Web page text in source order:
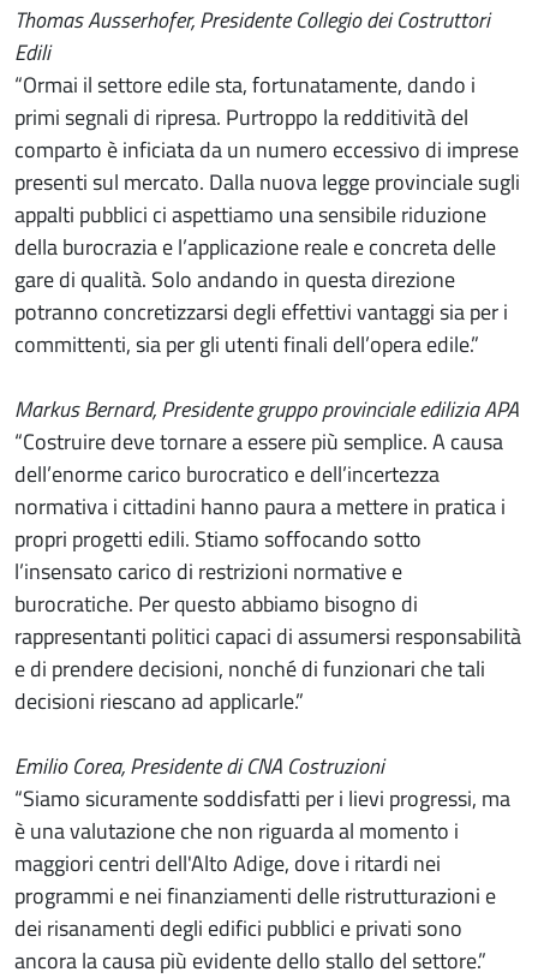
Thomas Ausserhofer, Presidente Collegio dei Costruttori
Edili
“Ormai il settore edile sta, fortunatamente, dando i
primi segnali di ripresa. Purtroppo la redditività del
comparto è inficiata da un numero eccessivo di imprese
presenti sul mercato. Dalla nuova legge provinciale sugli
appalti pubblici ci aspettiamo una sensibile riduzione
della burocrazia e l’applicazione reale e concreta delle
gare di qualità. Solo andando in questa direzione
potranno concretizzarsi degli effettivi vantaggi sia per i
committenti, sia per gli utenti finali dell’opera edile.”
Markus Bernard, Presidente gruppo provinciale edilizia APA
“Costruire deve tornare a essere più semplice. A causa
dell’enorme carico burocratico e dell’incertezza
normativa i cittadini hanno paura a mettere in pratica i
propri progetti edili. Stiamo soffocando sotto
l’insensato carico di restrizioni normative e
burocratiche. Per questo abbiamo bisogno di
rappresentanti politici capaci di assumersi responsabilità
e di prendere decisioni, nonché di funzionari che tali
decisioni riescano ad applicarle.”
Emilio Corea, Presidente di CNA Costruzioni
“Siamo sicuramente soddisfatti per i lievi progressi, ma
è una valutazione che non riguarda al momento i
maggiori centri dell'Alto Adige, dove i ritardi nei
programmi e nei finanziamenti delle ristrutturazioni e
dei risanamenti degli edifici pubblici e privati sono
ancora la causa più evidente dello stallo del settore.”